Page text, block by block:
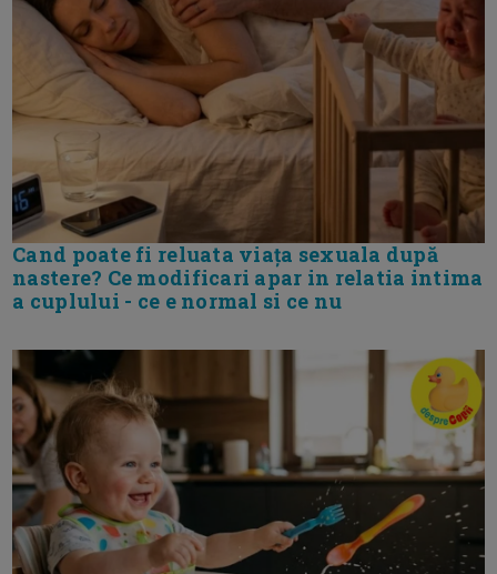
Cand poate fi reluata viața sexuala după
nastere? Ce modificari apar in relatia intima
a cuplului - ce e normal si ce nu